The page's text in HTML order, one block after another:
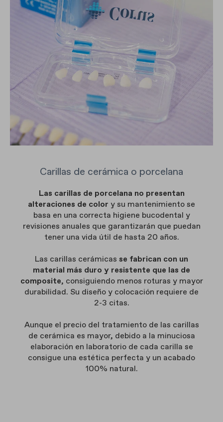
Carillas de cerámica o porcelana
Las carillas de porcelana no presentan
alteraciones de color y su mantenimiento se
basa en una correcta higiene bucodental y
revisiones anuales que garantizarán que puedan
tener una vida útil de hasta 20 años.
Las carillas cerámicas se fabrican con un
material más duro y resistente que las de
composite, consiguiendo menos roturas y mayor
durabilidad. Su diseño y colocación requiere de
2-3 citas.
Aunque el precio del tratamiento de las carillas
de cerámica es mayor, debido a la minuciosa
elaboración en laboratorio de cada carilla se
consigue una estética perfecta y un acabado
100% natural.